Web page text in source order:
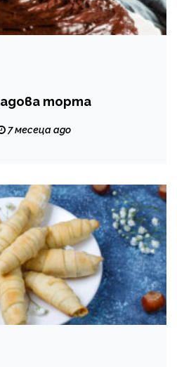
торта
7 месеца ago